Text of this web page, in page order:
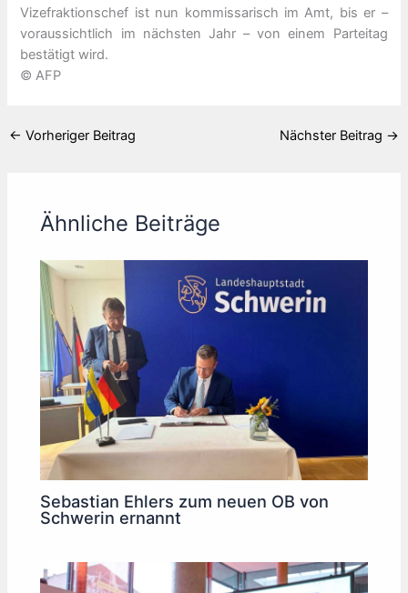
Vizefraktionschef ist nun kommissarisch im Amt, bis er –
voraussichtlich im nächsten Jahr – von einem Parteitag
bestätigt wird.
© AFP
← Vorheriger Beitrag Nächster Beitrag →
Ähnliche Beiträge
Sebastian Ehlers zum neuen OB von
Schwerin ernannt